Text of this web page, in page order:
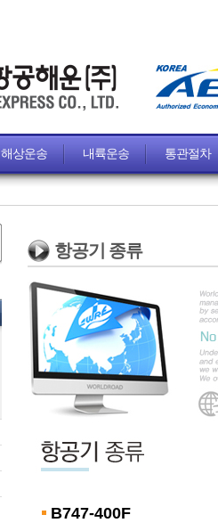
해상운송 내륙운송 통관절차
항공기 종류
B747-400F